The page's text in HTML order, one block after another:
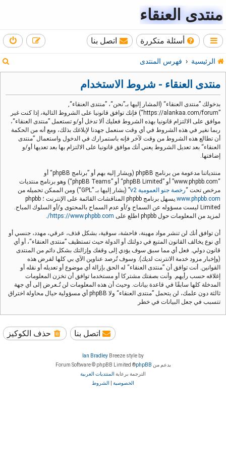
منتدى العنقاء
أسئلة متكررة اتصل بنا
الرئيسية فهرس المنتدى
منتدى العنقاء - شروط الاستخدام
بدخولك ”منتدى العنقاء“ (المشار إليها بـ”نحن“، ”منتدى العنقاء“,
”https://alankaa.com/forum“) فإنك توافق قانونيا على الشروط التالية، إذا كنت غير
موافق على الالتزام قانونيا بهذه الشروط فعليك ألا تدخل أو/و تستعمل ”منتدى العنقاء“،
ربما نغير في هذه الشروط في أي وقت سنعمل جهدنا لإبلاغك بذلك، ومع أنه من الحكمة
أن تطالع هذه الشروط من وقت لآخر فإنه باستمرارك في الدخول واستعمال ”منتدى
العنقاء“ بعد تعديل الشروط يعني أنك موافق قانونيا على الالتزام بها بعد تعديها أو/و
إضافتها.
منتدياتنا مدعومة من برنامج phpBB (ويشار إليه بهم أو ”برنامج phpBB“ أو
“www.phpbb.com” أو ”phpBB Limited“ أو ”phpBB Teams“) وهو برنامج منتديات
مرخص تحت “رخصة جنو العمومية v2
” (يشار إليها بـ ”GPL“) ومن الممكن تحميله من
www.phpbb.com
.يسهل برنامج phpbb المناقشات القائمة على الإنترنت ؛ phpbb
Limited ليست مسؤوله عن السماح و/أو عدم السماح بالمحتوى و/أو السلوك المباح.
لمزيد من المعلومات حول phpbb اطلع على
https://www.phpbb.com/
.
أن توافق أنك لن تنشر مواد مهينة، فاحشة، سوقية، بشكل قذف، عرقي، مهدد، جنسي أو
أي نوع يخالف القانون المتبع في دولتك أو الدولة حيث تستظيف ”منتدى العنقاء“، أو أي
قانون دولي. فعل أي مما سبق سوف يؤدي إلى وقفك وإزالتك بشكل دائم من المنتدى
(وإخبار مزود خدمة الانترنت لديك). وسوف تُرصد عناوين الآي بي كلها لفرض هذه
القوانين. أنت توافق أن ”منتدى العنقاء“ له الحق بإزالة أي موضوع أو تعديله أو نقله أو
إغلاقه حسب رأيهم. وأنت بصفتك مشتركا أو مستخدما توافق أن تخزن المعلومات
المدخلة كلها سابقًا في قاعدة بيانات. وحيث أن هذه المعلومات لن تُـعرض إلى أي جهة
ثالثة دون علمك، لن يتحمل ”منتدى العنقاء“ ولا phpBB أي مسؤولية حيال محاولة اختراق
تتسبب في جعل البيانات في خطر
حذف الكوكيز اتصل بنا
Breeze style by
Ian Bradley
بدعم من phpBB
® Forum Software © phpBB Limited
الترجمة برعاية المنتديات العربية
الخصوصية
الشروط